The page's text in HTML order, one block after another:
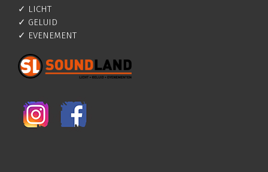
✓ LICHT
✓ GELUID
✓ EVENEMENT